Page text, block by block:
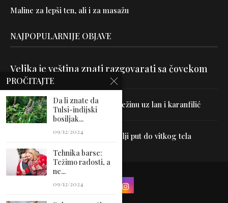
Maline za lepši ten, ali i za masažu
NAJPOPULARNIJE OBJAVE
Velika je veština znati razgovarati sa čovekom
Uništite parazite i normalizujte težinu uz lan i karanfilić
Dr Hajder: Akupunktura je najbolji put do vitkog tela
PROČITAJTE
Da li znate da
Tulsi-indijski
bosiljak...
09/12/2024
Tehnika barse:
Težimo radosti, a
ne...
09/12/2024